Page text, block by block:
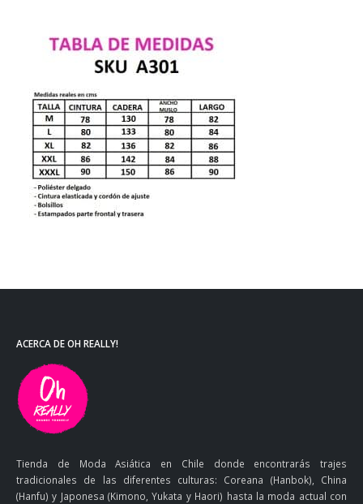
ACERCA DE OH REALLY!
Tienda de Moda Asiática en Chile donde encontrarás trajes
tradicionales de las diferentes culturas: Coreana (Hanbok), China
(Hanfu) y Japonesa (Kimono, Yukata y Haori) hasta la moda actual con